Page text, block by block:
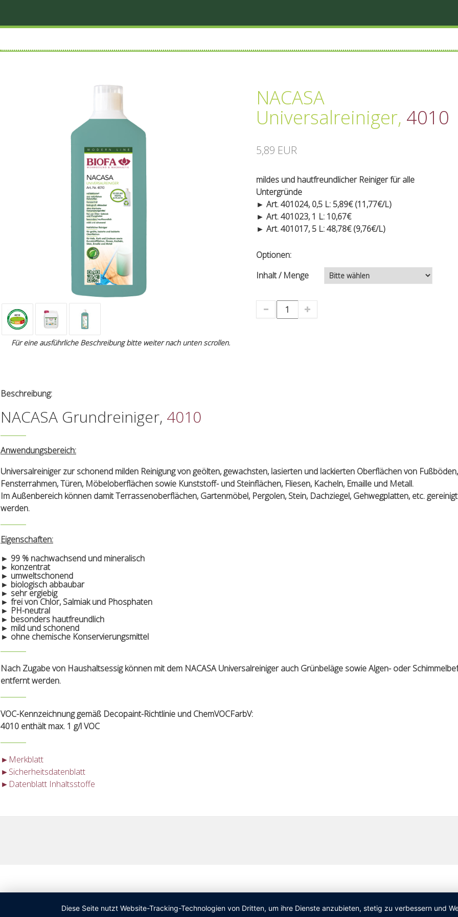
Für eine ausführliche Beschreibung bitte weiter nach unten scrollen.
NACASA
Universalreiniger, 4010
5,89 EUR
mildes und hautfreundlicher Reiniger für alle
Untergründe
► Art. 401024, 0,5 L: 5,89€ (11,77€/L)
► Art. 401023, 1 L: 10,67€
► Art. 401017, 5 L: 48,78€ (9,76€/L)
Optionen:
Inhalt / Menge
Beschreibung:
NACASA Grundreiniger, 4010
Anwendungsbereich:
Universalreiniger zur schonend milden Reinigung von geölten, gewachsten, lasierten und lackierten Oberflächen von Fußböden,
Fensterrahmen, Türen, Möbeloberflächen sowie Kunststoff- und Steinflächen, Fliesen, Kacheln, Emaille und Metall.
Im Außenbereich können damit Terrassenoberflächen, Gartenmöbel, Pergolen, Stein, Dachziegel, Gehwegplatten, etc. gereinigt
werden.
Eigenschaften:
► 99 % nachwachsend und mineralisch
► konzentrat
► umweltschonend
► biologisch abbaubar
► sehr ergiebig
► frei von Chlor, Salmiak und Phosphaten
► PH-neutral
► besonders hautfreundlich
► mild und schonend
► ohne chemische Konservierungsmittel
Nach Zugabe von Haushaltsessig können mit dem NACASA Universalreiniger auch Grünbeläge sowie Algen- oder
entfernt werden.
VOC-Kennzeichnung gemäß Decopaint-Richtlinie und ChemVOCFarbV:
4010 enthält max. 1 g/l VOC
►Merkblatt
►Sicherheitsdatenblatt
►Datenblatt Inhaltsstoffe
Diese Seite nutzt Website-Tracking-Technologien von Dritten, um ihre Dienste anzubieten, stetig zu verbessern und